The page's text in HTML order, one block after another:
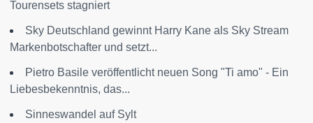
Tourensets stagniert
Sky Deutschland gewinnt Harry Kane als Sky Stream
Markenbotschafter und setzt...
Pietro Basile veröffentlicht neuen Song "Ti amo" - Ein
Liebesbekenntnis, das...
Sinneswandel auf Sylt